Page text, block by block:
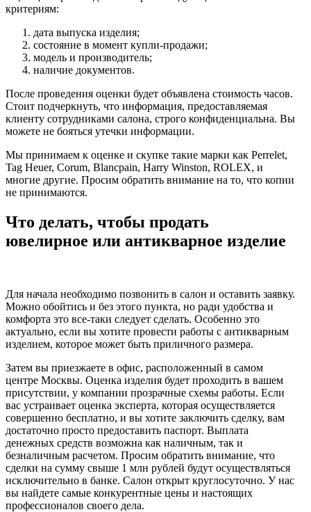
критериям:
дата выпуска изделия;
состояние в момент купли-продажи;
модель и производитель;
наличие документов.
После проведения оценки будет объявлена стоимость часов.
Стоит подчеркнуть, что информация, предоставляемая
клиенту сотрудниками салона, строго конфиденциальна. Вы
можете не бояться утечки информации.
Мы принимаем к оценке и скупке такие марки как Perrelet,
Tag Heuer, Corum, Blancpain, Harry Winston, ROLEX, и
многие другие. Просим обратить внимание на то, что копии
не принимаются.
Что делать, чтобы продать
ювелирное или антикварное изделие
Для начала необходимо позвонить в салон и оставить заявку.
Можно обойтись и без этого пункта, но ради удобства и
комфорта это все-таки следует сделать. Особенно это
актуально, если вы хотите провести работы с антикварным
изделием, которое может быть приличного размера.
Затем вы приезжаете в офис, расположенный в самом
центре Москвы. Оценка изделия будет проходить в вашем
присутствии, у компании прозрачные схемы работы. Если
вас устраивает оценка эксперта, которая осуществляется
совершенно бесплатно, и вы хотите заключить сделку, вам
достаточно просто предоставить паспорт. Выплата
денежных средств возможна как наличным, так и
безналичным расчетом. Просим обратить внимание, что
сделки на сумму свыше 1 млн рублей будут осуществляться
исключительно в банке. Салон открыт круглосуточно. У нас
вы найдете самые конкурентные цены и настоящих
профессионалов своего дела.